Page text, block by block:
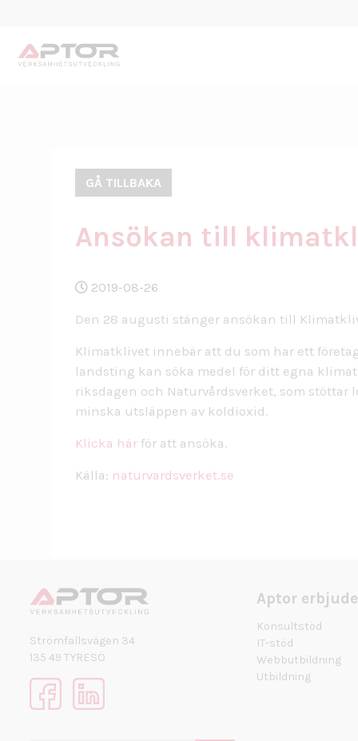
GÅ TILLBAKA
Ansökan till
2019-08-26
Den 28 augusti stänger ansökan till
Klimatklivet innebär att du som har ett
landsting kan söka medel för ditt egna
riksdagen och Naturvårdsverket, som
minska utsläppen av koldioxid.
Klicka här för att ansöka.
Källa: naturvardsverket.se
Strömfallsvägen 34
135 49 TYRESÖ
Aptor
Konsultstöd
IT-stöd
Webbutbildning
Utbildning